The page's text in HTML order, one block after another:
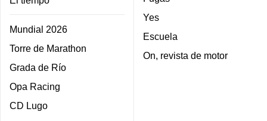
Mundial 2026
Torre de Marathon
Grada de Río
Opa Racing
CD Lugo
Yes
Escuela
On, revista de motor